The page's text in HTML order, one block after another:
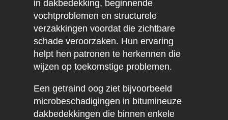
in dakbedekking, beginnende
vochtproblemen en structurele
verzakkingen voordat die zichtbare
schade veroorzaken. Hun ervaring
helpt hen patronen te herkennen die
wijzen op toekomstige problemen.
Een getraind oog ziet bijvoorbeeld
microbeschadigingen in bitumineuze
dakbedekkingen die binnen enkele